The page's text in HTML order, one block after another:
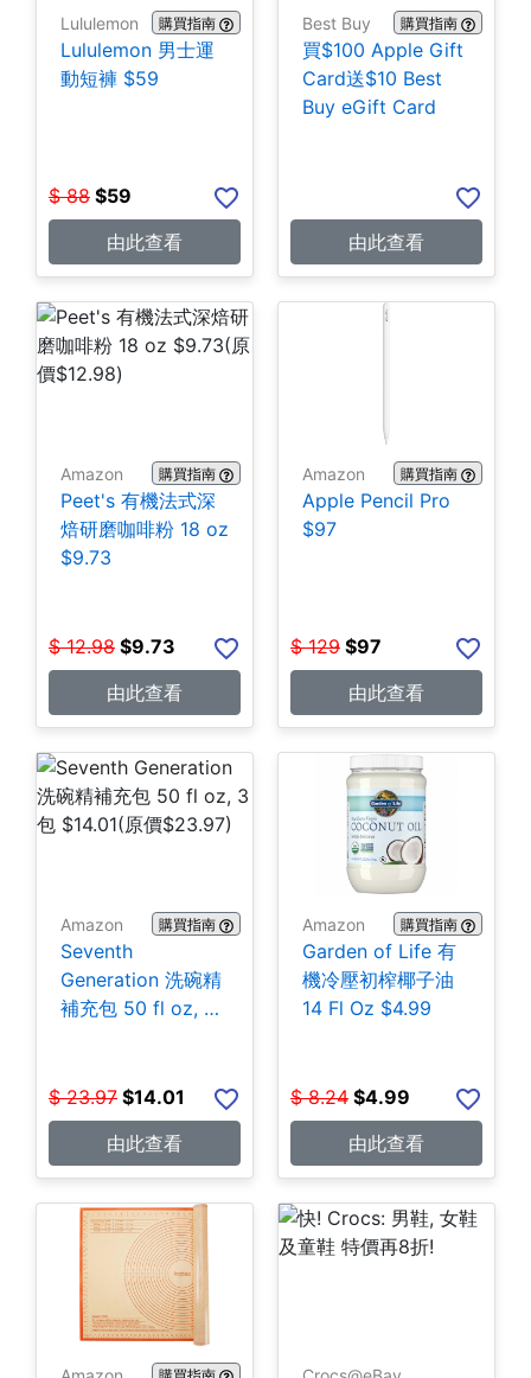
Lululemon 購買指南
Lululemon 男士運
動短褲 $59
$ 88 $59
由此查看
Best Buy 購買指南
買$100 Apple Gift
Card送$10 Best
Buy eGift Card
由此查看
Amazon 購買指南
Peet's 有機法式深
焙研磨咖啡粉 18 oz
$9.73
$ 12.98 $9.73
由此查看
Amazon 購買指南
Apple Pencil Pro
$97
$ 129 $97
由此查看
Amazon 購買指南
Seventh
Generation 洗碗精
補充包 50 fl oz, 3
$ 23.97 $14.01
由此查看
Amazon 購買指南
Garden of Life 有
機冷壓初榨椰子油
14 Fl Oz $4.99
$ 8.24 $4.99
由此查看